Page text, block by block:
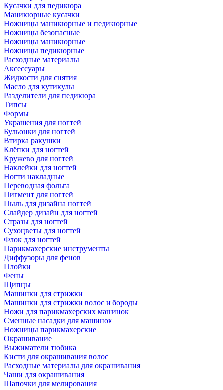
Кусачки для педикюра
Маникюрные кусачки
Ножницы маникюрные и педикюрные
Ножницы безопасные
Ножницы маникюрные
Ножницы педикюрные
Расходные материалы
Аксессуары
Жидкости для снятия
Масло для кутикулы
Разделители для педикюра
Типсы
Формы
Украшения для ногтей
Бульонки для ногтей
Втирка ракушки
Клёпки для ногтей
Кружево для ногтей
Наклейки для ногтей
Ногти накладные
Переводная фольга
Пигмент для ногтей
Пыль для дизайна ногтей
Слайдер дизайн для ногтей
Стразы для ногтей
Сухоцветы для ногтей
Флок для ногтей
Парикмахерские инструменты
Диффузоры для фенов
Плойки
Фены
Щипцы
Машинки для стрижки
Машинки для стрижки волос и бороды
Ножи для парикмахерских машинок
Сменные насадки для машинок
Ножницы парикмахерские
Окрашивание
Выжиматели тюбика
Кисти для окрашивания волос
Расходные материалы для окрашивания
Чаши для окрашивания
Шапочки для мелирования